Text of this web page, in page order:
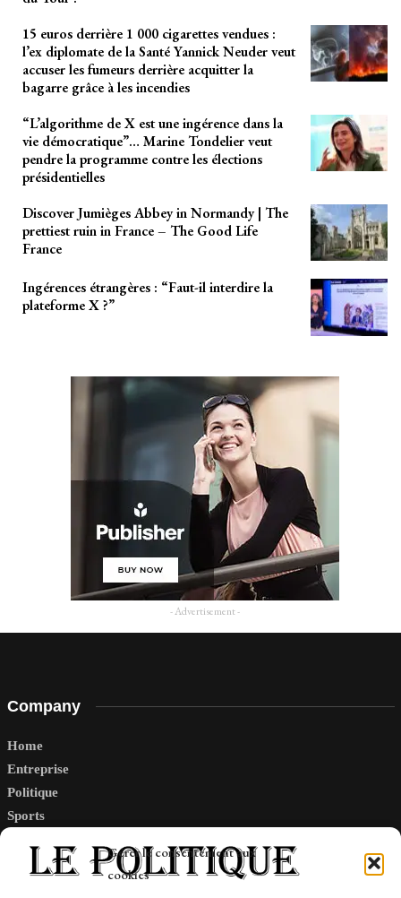
Gérer le consentement aux
cookies
15 euros derrière 1 000 cigarettes vendues :
l’ex diplomate de la Santé Yannick Neuder veut
accuser les fumeurs derrière acquitter la
bagarre grâce à les incendies
“L’algorithme de X est une ingérence dans la
vie démocratique”… Marine Tondelier veut
pendre la programme contre les élections
présidentielles
Discover Jumièges Abbey in Normandy | The
prettiest ruin in France – The Good Life
France
Ingérences étrangères : “Faut-il interdire la
plateforme X ?”
- Advertisement -
Company
Home
Entreprise
Politique
Sports